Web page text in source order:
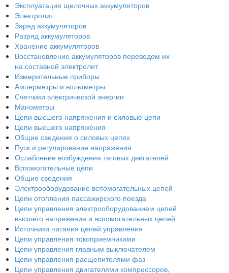
Эксплуатация щелочных аккумуляторов
Электролит
Заряд аккумуляторов
Разряд аккумуляторов
Хранение аккумуляторов
Восстановление аккумуляторов переводом их
на составной электролит
Измерительные приборы
Амперметры и вольтметры
Счетчики электрической энергии
Манометры
Цепи высшего напряжения и силовые цепи
Цепи высшего напряжения
Общие сведения о силовых цепях
Пуск и регулирование напряжения
Ослабление возбуждения тяговых двигателей
Вспомогательные цепи
Общие сведения
Электрооборудование вспомогательных цепей
Цепи отопления пассажирского поезда
Цепи управления электрооборудованием цепей
высшего напряжения и вспомогательных цепей
Источники питания цепей управления
Цепи управления токоприемниками
Цепи управления главным выключателем
Цепи управления расщепителями фаз
Цепи управления двигателями компрессоров,